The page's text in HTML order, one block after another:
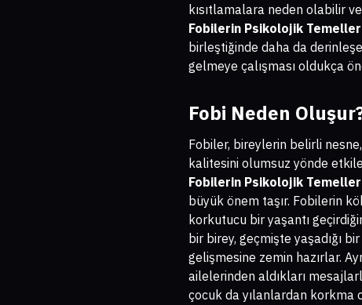
kısıtlamalara neden olabilir
Fobilerin Psikolojik
birleştiğinde daha da
gelmeye çalışması oldukça
Fobi Neden
Fobiler, bireylerin belirli
kalitesini olumsuz yönde
Fobilerin Psikolojik
büyük önem taşır. Fobilerin
korkutucu bir yaşantı
bir birey, geçmişte yaşadığı
gelişmesine zemin hazırlar.
ailelerinden aldıkları
çocuk da yılanlardan korkma